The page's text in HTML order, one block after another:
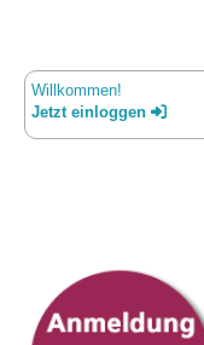
Willkommen!
Jetzt einloggen